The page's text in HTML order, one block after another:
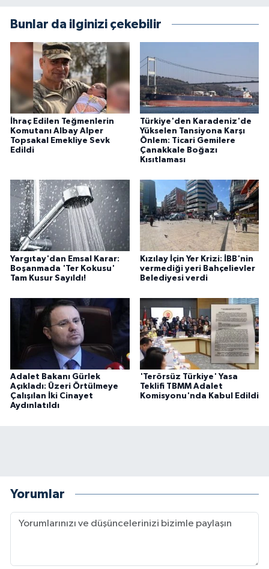
Bunlar da ilginizi çekebilir
İhraç Edilen Teğmenlerin
Komutanı Albay Alper
Topsakal Emekliye Sevk
Edildi
Türkiye'den Karadeniz'de
Yükselen Tansiyona Karşı
Önlem: Ticari Gemilere
Çanakkale Boğazı
Kısıtlaması
Yargıtay'dan Emsal Karar:
Boşanmada 'Ter Kokusu'
Tam Kusur Sayıldı!
Kızılay İçin Yer Krizi: İBB'nin
vermediği yeri Bahçelievler
Belediyesi verdi
Adalet Bakanı Gürlek
Açıkladı: Üzeri Örtülmeye
Çalışılan İki Cinayet
Aydınlatıldı
'Terörsüz Türkiye' Yasa
Teklifi TBMM Adalet
Komisyonu'nda Kabul Edildi
Yorumlar